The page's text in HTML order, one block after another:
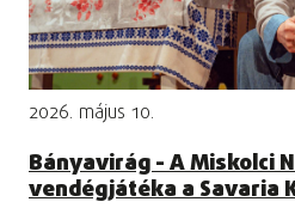
2026. május 10.
Bányavirág - A Miskolci
vendégjátéka a Savaria